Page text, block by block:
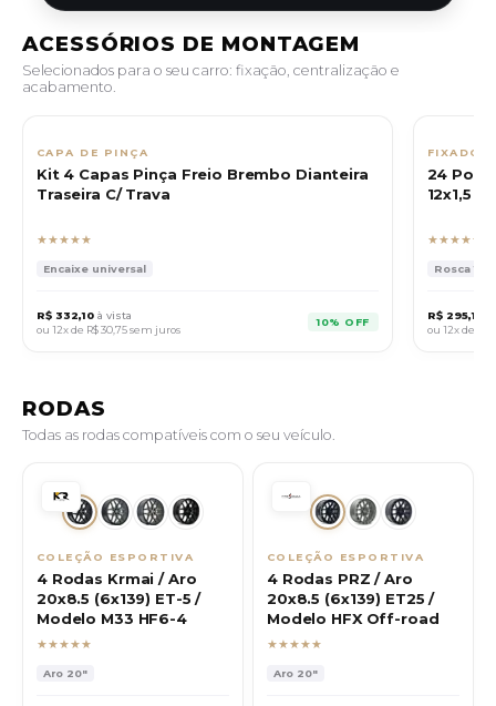
ACESSÓRIOS DE MONTAGEM
Selecionados para o seu carro: fixação, centralização e
acabamento.
CAPA DE PINÇA
Kit 4 Capas Pinça Freio Brembo Dianteira
Traseira C/ Trava
★★★★★
Encaixe universal
R$ 332,10 à vista
ou 12x de R$ 30,75sem juros
10% OFF
24
12x1,5
★★★★★
Rosca
R$ 295,11
ou 12x de
RODAS
Todas as rodas compatíveis com o seu veículo.
COLEÇÃO ESPORTIVA
4 Rodas Krmai / Aro
20x8.5 (6x139) ET-5 /
Modelo M33 HF6-4
★★★★★
Aro 20"
COLEÇÃO ESPORTIVA
4 Rodas PRZ / Aro
20x8.5 (6x139) ET25 /
Modelo HFX Off-road
★★★★★
Aro 20"